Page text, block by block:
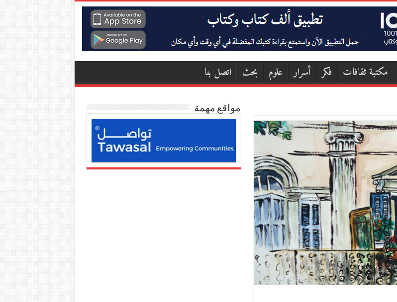
مكتبة ثقافات فكر أسرار علوم بحث اتصل بنا
مواقع مهمة